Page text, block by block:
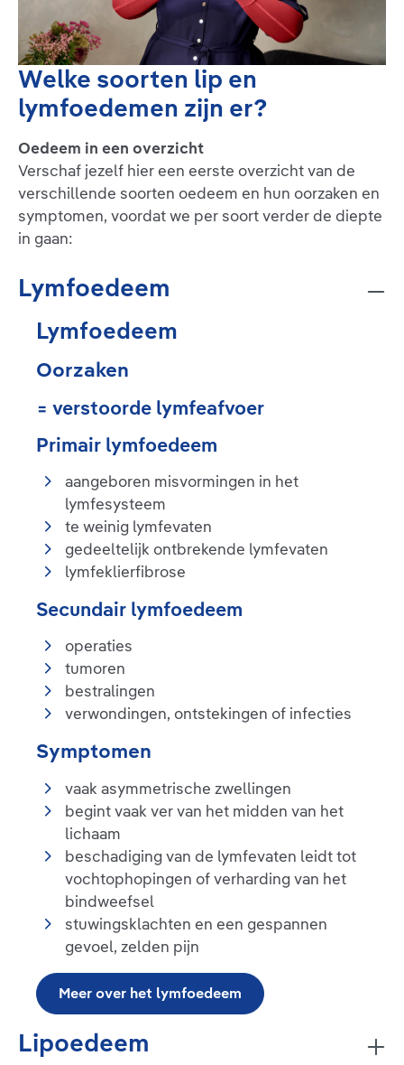
Welke soorten lip en
lymfoedemen zijn er?
Oedeem in een overzicht
Verschaf jezelf hier een eerste overzicht van de
verschillende soorten oedeem en hun oorzaken en
symptomen, voordat we per soort verder de diepte
in gaan:
Lymfoedeem
Lymfoedeem
Oorzaken
= verstoorde lymfeafvoer
Primair lymfoedeem
aangeboren misvormingen in het
lymfesysteem
te weinig lymfevaten
gedeeltelijk ontbrekende lymfevaten
lymfeklierfibrose
Secundair lymfoedeem
operaties
tumoren
bestralingen
verwondingen, ontstekingen of infecties
Symptomen
vaak asymmetrische zwellingen
begint vaak ver van het midden van het
lichaam
beschadiging van de lymfevaten leidt tot
vochtophopingen of verharding van het
bindweefsel
stuwingsklachten en een gespannen
gevoel, zelden pijn
Meer over het lymfoedeem
Lipoedeem